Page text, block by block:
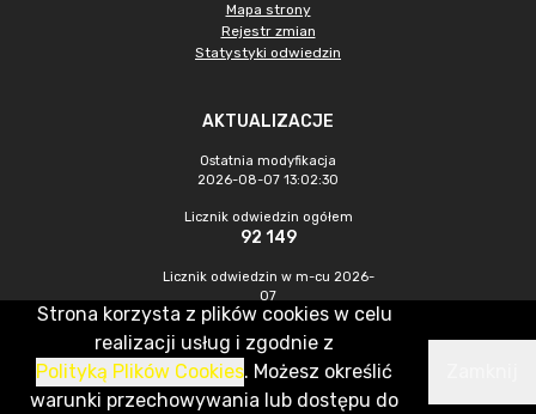
Mapa strony
Rejestr zmian
Statystyki odwiedzin
AKTUALIZACJE
Ostatnia modyfikacja
2026-08-07 13:02:30
Licznik odwiedzin ogółem
92 149
Licznik odwiedzin w m-cu 2026-
07
447
CMS & Hosting: Nefeni Sp. z o.o.
Strona korzysta z plików cookies w celu
realizacji usług i zgodnie z
Polityką Plików Cookies. Możesz określić
warunki przechowywania lub dostępu do